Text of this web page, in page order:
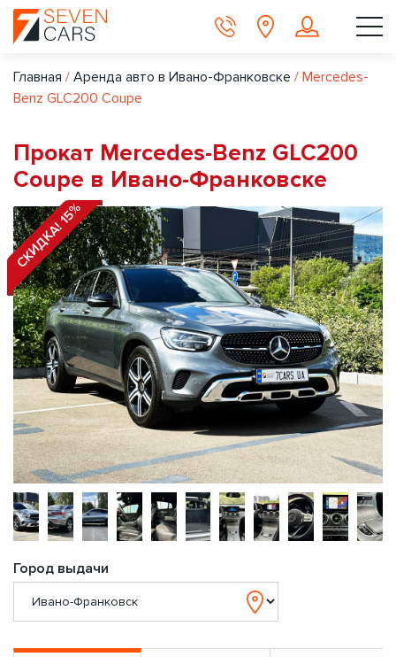
Главная / Аренда авто в Ивано-Франковске / Mercedes-
Benz GLC200 Coupe
Прокат Mercedes-Benz GLC200
Coupe в Ивано-Франковске
СКИДКА! 15%
Город выдачи